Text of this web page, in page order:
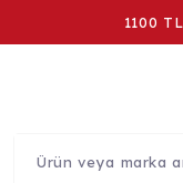
1100